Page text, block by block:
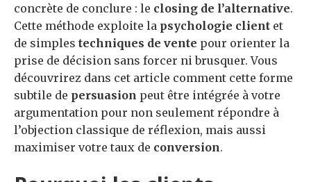
concrète de conclure : le closing de l’alternative.
Cette méthode exploite la psychologie client et
de simples techniques de vente pour orienter la
prise de décision sans forcer ni brusquer. Vous
découvrirez dans cet article comment cette forme
subtile de persuasion peut être intégrée à votre
argumentation pour non seulement répondre à
l’objection classique de réflexion, mais aussi
maximiser votre taux de conversion.